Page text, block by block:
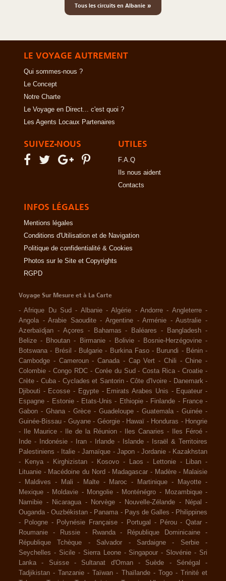
Tous les circuits en Albanie »
LE VOYAGE AUTREMENT
Qui sommes-nous ?
Le Concept
Notre Charte
Le Voyage en Direct... c'est quoi ?
Les Agents Locaux Partenaires
SUIVEZ-NOUS UTILES
F.A.Q
Ils nous aident
Contacts
INFOS LÉGALES
Mentions légales
Conditions d'Utilisation et de Navigation
Politique de confidentialité & Cookies
Photos sur le Site et Copyrights
RGPD
Voyage Sur Mesure et à La Carte
-Afrique Du Sud - Albanie -Algérie -Andorre - Angleterre -
Angola -Arabie Saoudite -Argentine -Arménie -Australie -
Azerbaïdjan - Açores - Bahamas - Baléares - Bangladesh -
Belize - Bhoutan - Birmanie - Bolivie - Bosnie-Herzégovine -
Botswana - Brésil - Bulgarie - Burkina Faso - Burundi - Bénin -
Cambodge - Cameroun - Canada - Cap Vert - Chili -Chine -
Colombie - Congo RDC - Corée du Sud -Costa Rica -Croatie -
Crète - Cuba - Cyclades et Santorin -Côte d'Ivoire - Danemark -
Djibouti - Ecosse - Egypte - Emirats Arabes Unis - Equateur -
Espagne - Estonie - Etats-Unis - Ethiopie - Finlande - France -
Gabon - Ghana - Grèce - Guadeloupe - Guatemala - Guinée -
Guinée-Bissau - Guyane - Géorgie - Hawaï - Honduras - Hongrie
-
Ile Maurice - Ile de la Réunion - Iles Canaries - Iles Féroé -
Inde - Indonésie - Iran - Irlande - Islande -
Israël & Territoires
Palestiniens - Italie - Jamaïque - Japon - Jordanie - Kazakhstan
-
Kenya - Kirghizistan - Kosovo - Laos - Lettonie - Liban -
Lituanie - Macédoine du Nord - Madagascar - Madère - Malaisie
-
Maldives - Mali - Malte - Maroc - Martinique - Mayotte -
Mexique - Moldavie - Mongolie - Monténégro - Mozambique -
Namibie - Nicaragua - Norvège - Nouvelle-Zélande - Népal
-
Ouganda -Ouzbékistan - Panama - Pays de Galles - Philippines
-
Pologne - Polynésie Française - Portugal - Pérou -Qatar -
Roumanie
- Russie - Rwanda - République Dominicaine
-
République Tchèque
- Salvador - Sardaigne - Serbie
-
Seychelles - Sicile - Sierra Leone - Singapour - Slovénie - Sri
Lanka
- Suisse - Sultanat d'Oman - Suède - Sénégal
-
Tadjikistan - Tanzanie - Taïwan - Thaïlande - Togo -
Trinité et